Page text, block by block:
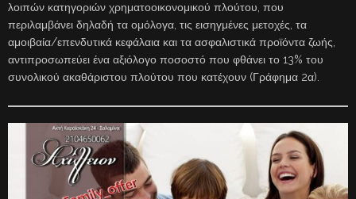
λοιπών κατηγοριών χρηματοοικονομικού πλούτου, που
περιλαμβάνει δηλαδή τα ομόλογα, τις εισηγμένες μετοχές, τα
αμοιβαία/επενδυτικά κεφάλαια και τα ασφαλιστικά προϊόντα ζωής,
αντιπροσωπεύει ένα αξιόλογο ποσοστό που φθάνει το 13% του
συνολικού ακαθάριστου πλούτου που κατέχουν (Γράφημα 2α).